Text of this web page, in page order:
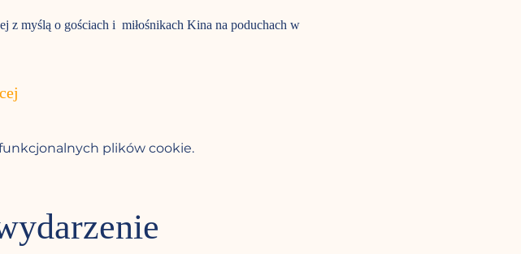
myślą o gościach i  miłośnikach Kina na poduchach w
plików cookie.